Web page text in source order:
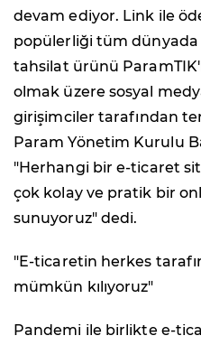
devam ediyor. Link ile
popülerliği tüm dünyada
tahsilat ürünü
olmak üzere sosyal
girişimciler tarafından
Param Yönetim Kurulu
"Herhangi bir e-ticaret
çok kolay ve pratik bir
sunuyoruz" dedi.
"E-ticaretin herkes
mümkün kılıyoruz"
Pandemi ile birlikte e-